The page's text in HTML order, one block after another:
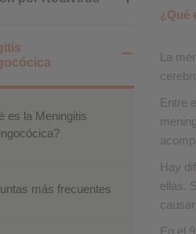
es la Meningitis
más frecuentes
¿Qué
La
Entre
Hay
ellas.
En el